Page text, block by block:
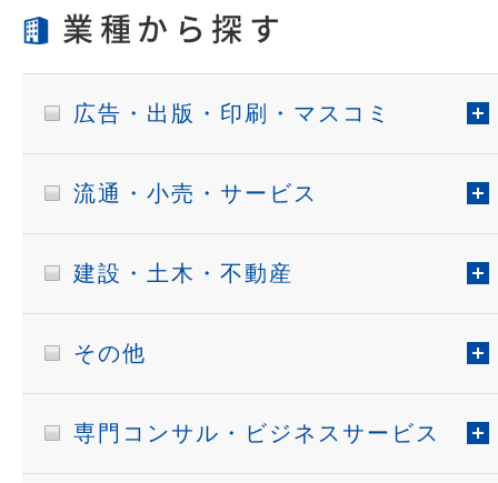
業種から探す
広告・出版・印刷・マスコミ
流通・小売・サービス
建設・土木・不動産
その他
専門コンサル・ビジネスサービス